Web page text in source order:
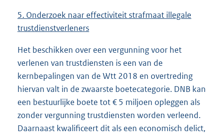
5. Onderzoek naar effectiviteit strafmaat illegale
trustdienstverleners
Het beschikken over een vergunning voor het
verlenen van trustdiensten is een van de
kernbepalingen van de Wtt 2018 en overtreding
hiervan valt in de zwaarste boetecategorie. DNB kan
een bestuurlijke boete tot € 5 miljoen opleggen als
zonder vergunning trustdiensten worden verleend.
Daarnaast kwalificeert dit als een economisch delict,